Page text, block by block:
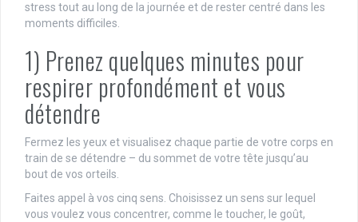
stress tout au long de la journée et de rester centré dans les
moments difficiles.
1) Prenez quelques minutes pour
respirer profondément et vous
détendre
Fermez les yeux et visualisez chaque partie de votre corps en
train de se détendre – du sommet de votre tête jusqu’au
bout de vos orteils.
Faites appel à vos cinq sens. Choisissez un sens sur lequel
vous voulez vous concentrer, comme le toucher, le goût,